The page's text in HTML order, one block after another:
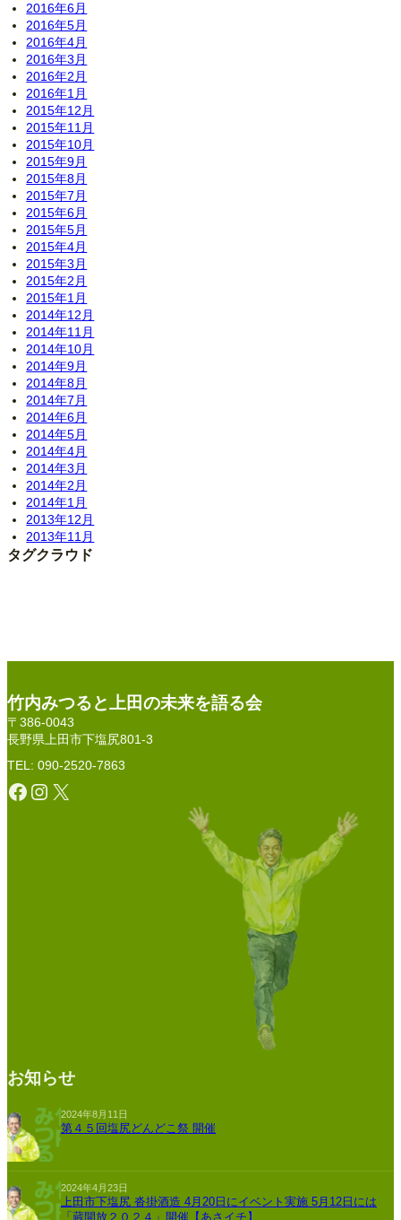
2016年6月
2016年5月
2016年4月
2016年3月
2016年2月
2016年1月
2015年12月
2015年11月
2015年10月
2015年9月
2015年8月
2015年7月
2015年6月
2015年5月
2015年4月
2015年3月
2015年2月
2015年1月
2014年12月
2014年11月
2014年10月
2014年9月
2014年8月
2014年7月
2014年6月
2014年5月
2014年4月
2014年3月
2014年2月
2014年1月
2013年12月
2013年11月
タグクラウド
竹内みつると上田の未来を語る会
〒386-0043
長野県上田市下塩尻801-3
TEL: 090-2520-7863
Facebook Instagram X
お知らせ
2024年8月11日
第４５回塩尻どんどこ祭 開催
2024年4月23日
上田市下塩尻 沓掛酒造 4月20日にイベント実施 5月12日には
「蔵開放２０２４」開催【あさイチ】